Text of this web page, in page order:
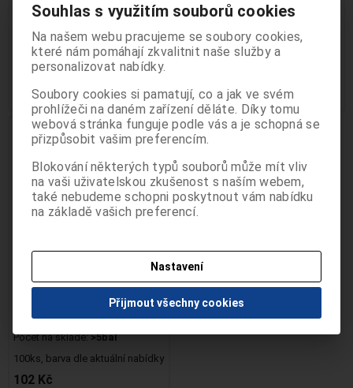
50g, tuba zelená
487 Kč
Přidat do košíku
Počet na skladě:2 ks
Obsah: 75ml spray pro zjišťování
vitality zubu chl...
Přidat do košíku
ZP pro odborníky
Kelímky zubolékařské 100ks
M-700549
Počet na skladě:>5bal
100ks, barva dle aktuální nabídky
102 Kč
Oddělení Pro stomatology je určeno
odborným pracovníkům ve zdravotnictví a
informace zde uvedené nejsou určeny pro
těchto stránek potvrzujete, že jste
odborníkem ve smyslu §2a zákona č.
40/1995 Sb. o regulaci reklamy.
Beru na vědomí, že informace obsažené
dále na těchto stránkách nejsou určeny
laické veřejnosti, nýbrž zdravotnickým
odborníkům, a to se všemi riziky a důsledky
z toho plynoucími pro laickou veřejnost.
ANO POTVRZUJI
NEJSEM ODBORNÍK
Souhlas s využitím souborů cookies
Na našem webu pracujeme se soubory cookies,
které nám pomáhají zkvalitnit naše služby a
personalizovat nabídky.
Soubory cookies si pamatují, co a jak ve svém
prohlížeči na daném zařízení děláte. Díky tomu
webová stránka funguje podle vás a je schopná se
přizpůsobit vašim preferencím.
Blokování některých typů souborů může mít vliv
na vaši uživatelskou zkušenost s naším webem,
také nebudeme schopni poskytnout vám nabídku
na základě vašich preferencí.
Nastavení
Přijmout všechny cookies